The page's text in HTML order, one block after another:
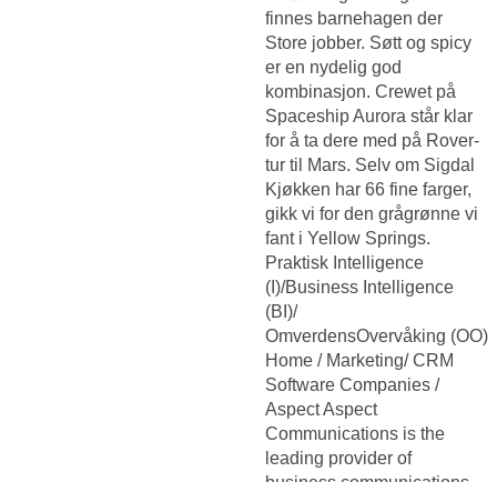
finnes barnehagen der
Store jobber. Søtt og spicy
er en nydelig god
kombinasjon. Crewet på
Spaceship Aurora står klar
for å ta dere med på Rover-
tur til Mars. Selv om Sigdal
Kjøkken har 66 fine farger,
gikk vi for den grågrønne vi
fant i Yellow Springs.
Praktisk Intelligence
(I)/Business Intelligence
(BI)/
OmverdensOvervåking (OO)
Home / Marketing/ CRM
Software Companies /
Aspect Aspect
Communications is the
leading provider of